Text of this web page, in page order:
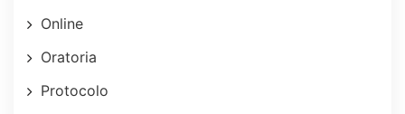
Online
Oratoria
Protocolo